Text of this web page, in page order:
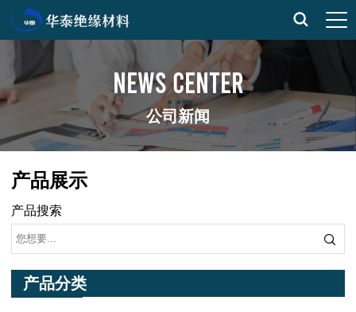
NEWS CENTER
公司新闻
产品展示
产品搜索
产品分类